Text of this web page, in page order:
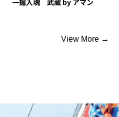
一握入魂 武蔵 by アマン
View More →